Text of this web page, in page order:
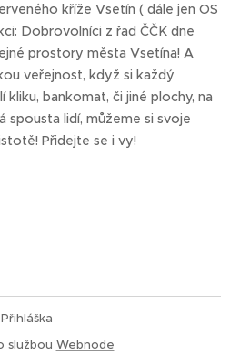
kříže Vsetín ( dále jen OS
Dobrovolníci z řad ČČK dne
prostory města Vsetína! A
veřejnost, když si každý
bankomat, či jiné plochy, na
lidí, můžeme si svoje
Přidejte se i vy!
Přihláška
službou Webnode